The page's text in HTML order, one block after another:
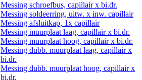
Messing schroefbus, capillair x bi.dr.
Messing soldeerring, uitw. x inw. capillair
Messing afsluitkap, 1x capillair
Messing muurplaat laag, capillair x bi.dr.
Messing muurplaat hoog, capillair x bi.dr.
Messing dubb. muurplaat laag, capillair x
bi.dr.
Messing dubb. muurplaat hoog, capillair x
bi.dr.